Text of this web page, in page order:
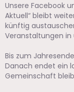
Unsere Facebook
Aktuell“ bleibt
künftig
Veranstaltungen
Bis zum
Danach endet ein
Gemeinschaft